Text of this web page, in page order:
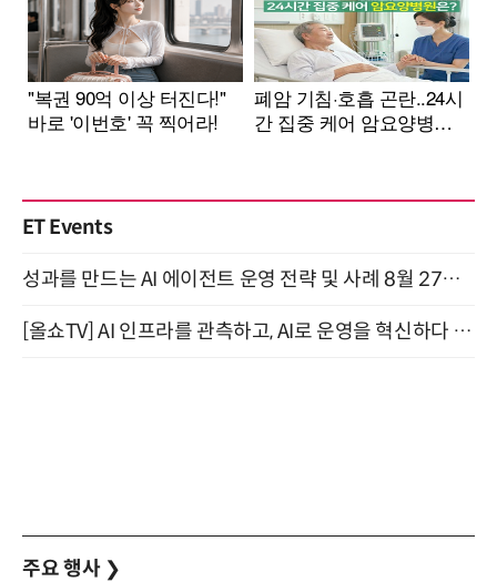
ET Events
성과를 만드는 AI 에이전트 운영 전략 및 사례 8월 27일 개최
[올쇼TV] AI 인프라를 관측하고, AI로 운영을 혁신하다 (8월 11일 생방송)
주요 행사 ❯